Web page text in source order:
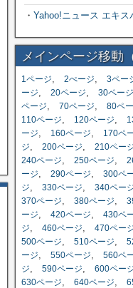
・ Yahoo!ニュース エキス
メインページ移動
1ページ, 2ぺージ, 3ペー
ージ, 20ページ, 30ページ
ページ, 70ページ, 80ペ
110ページ, 120ページ,
ージ, 160ページ, 170ペ
ジ, 200ページ, 210ペー
240ページ, 250ページ,
ージ, 290ページ, 300ペ
ジ, 330ページ, 340ペー
370ページ, 380ページ,
ージ, 420ページ, 430ペ
ジ, 460ページ, 470ペー
500ページ, 510ページ,
ージ, 550ページ, 560ペ
ジ, 590ページ, 600ペー
630ページ, 640ページ,